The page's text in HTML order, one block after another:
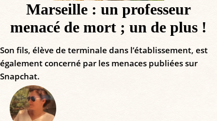
Marseille : un professeur
menacé de mort ; un de plus !
Son fils, élève de terminale dans l’établissement, est
également concerné par les menaces publiées sur
Snapchat.